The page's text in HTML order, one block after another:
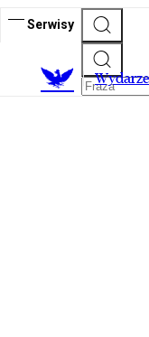
Serwisy